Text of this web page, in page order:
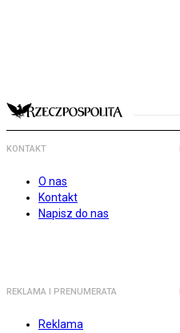
KONTAKT
O nas
Kontakt
Napisz do nas
REKLAMA I PRENUMERATA
Reklama